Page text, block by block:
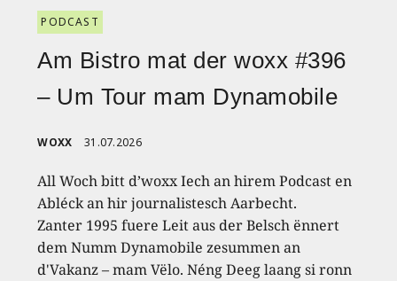
PODCAST
Am Bistro mat der woxx #396
– Um Tour mam Dynamobile
WOXX 31.07.2026
All Woch bitt d’woxx Iech an hirem Podcast en
Abléck an hir journalistesch Aarbecht.
Zanter 1995 fuere Leit aus der Belsch ënnert
dem Numm Dynamobile zesummen an
d'Vakanz – mam Vëlo. Néng Deeg laang si ronn